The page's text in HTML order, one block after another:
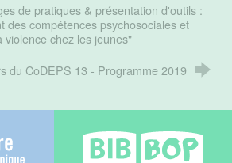
de pratiques & présentation d'outils :
des compétences psychosociales et
violence chez les jeunes"
du CoDEPS 13 - Programme 2019